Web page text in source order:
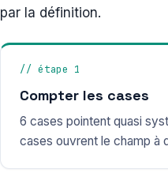
par la définition.
// étape 1
Compter les cases
6 cases pointent quasi
cases ouvrent le champ à